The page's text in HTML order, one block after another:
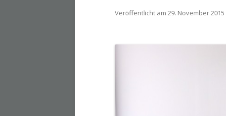
Veröffentlicht am 29. November 2015